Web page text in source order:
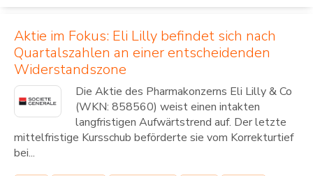
Aktie im Fokus: Eli Lilly befindet sich nach
Quartalszahlen an einer entscheidenden
Widerstandszone
Die Aktie des Pharmakonzerns Eli Lilly & Co
(WKN: 858560) weist einen intakten
langfristigen Aufwärtstrend auf. Der letzte
mittelfristige Kursschub beförderte sie vom Korrekturtief
bei...